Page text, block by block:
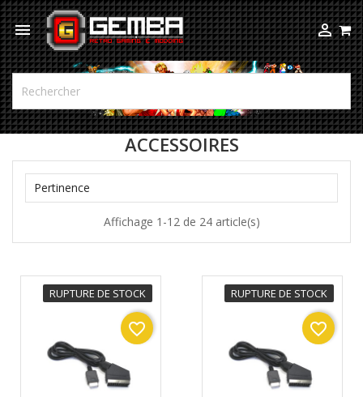
 
ACCESSOIRES
Pertinence
Affichage 1-12 de 24 article(s)
RUPTURE DE STOCK
favorite_border
RUPTURE DE STOCK
favorite_border